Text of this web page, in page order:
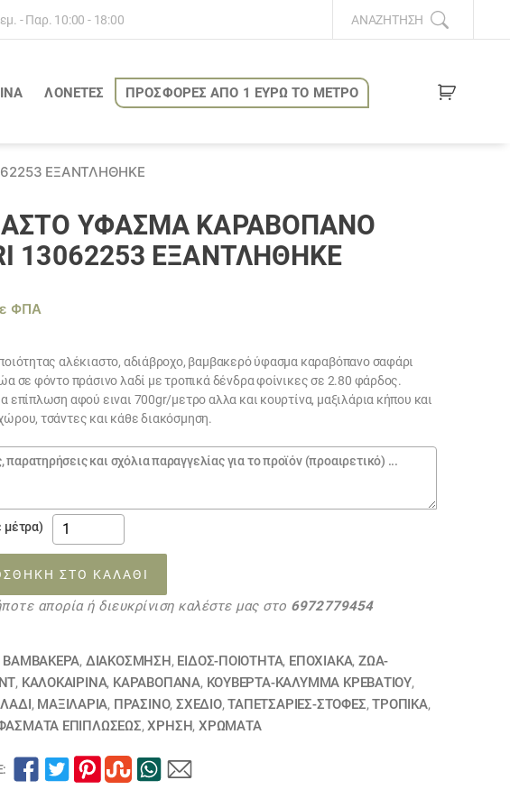
- Παρ. 10:00 - 18:00 ΑΝΑΖΉΤΗΣΗ
ΛΟΝΈΤΕΣ ΠΡΟΣΦΟΡΕΣ ΑΠΟ 1 ΕΥΡΩ ΤΟ ΜΕΤΡΟ
ΕΞΑΝΤΛΗΘΗΚΕ
ΎΦΑΣΜΑ ΚΑΡΑΒΌΠΑΝΟ
13062253 ΕΞΑΝΤΛΗΘΗΚΕ
ΦΠΑ
αλέκιαστο, αδιάβροχο, βαμβακερό ύφασμα καραβόπανο σαφάρι
σε φόντο πράσινο λαδί με τροπικά δένδρα φοίνικες σε 2.80 φάρδος.
επίπλωση αφού ειναι 700gr/μετρο αλλα και κουρτίνα, μαξιλάρια κήπου και
τσάντες και κάθε διακόσμηση.
μέτρα)
Αλέκιαστο
ύφασμα
καραβόπανο
SAFARI
13062253
ποσότητα
ΣΤΟ ΚΑΛΆΘΙ
απορία ή διευκρίνιση καλέστε μας στο 6972779454
ΒΑΜΒΑΚΕΡΆ, ΔΙΑΚΟΣΜΗΣΗ, ΕΙΔΟΣ-ΠΟΙΟΤΗΤΑ, ΕΠΟΧΙΑΚΑ, ΖΏΑ-
, ΚΑΛΟΚΑΙΡΙΝΑ, ΚΑΡΑΒΌΠΑΝΑ, ΚΟΥΒΈΡΤΑ-ΚΆΛΥΜΜΑ ΚΡΕΒΑΤΙΟΎ,
ΛΑΔΙ, ΜΑΞΙΛΆΡΙΑ, ΠΡΑΣΙΝΟ, ΣΧΕΔΙΟ,ΤΑΠΕΤΣΑΡΙΕΣ-ΣΤΟΦΕΣ,ΤΡΟΠΙΚΑ,
ΕΠΙΠΛΏΣΕΩΣ,ΧΡΗΣΗ, ΧΡΏΜΑΤΑ